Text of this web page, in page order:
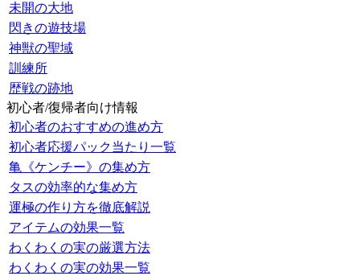
未開の大地
閃きの遊技場
神獣の聖域
訓練所
歴戦の跡地
初心者/復帰者向け情報
初心者のおすすめの進め方
初心者応援パック当たり一覧
亀《ケンチー》の集め方
タスの効率的な集め方
運極の作り方を徹底解説
アイテムの効果一覧
わくわくの実の厳選方法
わくわくの実の効果一覧